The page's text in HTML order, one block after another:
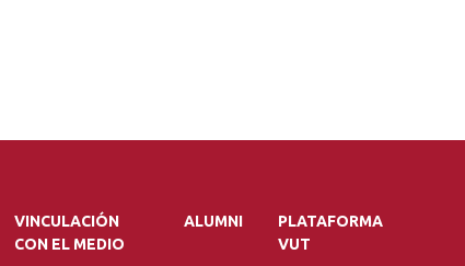
VINCULACIÓN
CON EL MEDIO
ALUMNI
PLATAFORMA
VUT